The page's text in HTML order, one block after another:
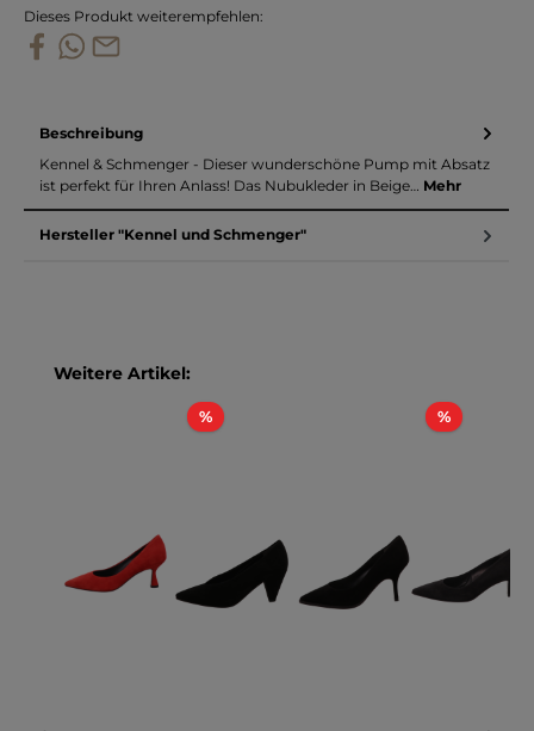
Dieses Produkt weiterempfehlen:
Beschreibung
Kennel & Schmenger - Dieser wunderschöne Pump mit Absatz
ist perfekt für Ihren Anlass! Das Nubukleder in Beige… Mehr
Hersteller "Kennel und Schmenger"
Produktgalerie überspringen
Weitere Artikel:
%Rabatt %Rabatt